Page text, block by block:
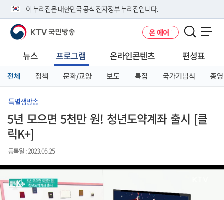
이 누리집은 대한민국 공식 전자정부 누리집입니다.
공식 누리집 주소 확인하기
니다.
이밖에 or.kr 또는 .kr등 다른 도메인 주소를 사용하고 있다면 아래 URL에
서 도메인 주소를 확인해 보세요
KTV 국민방송 온 에어
뉴스 프로그램 온라인콘텐츠 편성표
전체 정책 문화/교양 보도 특집 국가기념식 종영
특별생방송
5년 모으면 5천만 원! 청년도약계좌 출시 [클
릭K+]
등록일 : 2023.05.25